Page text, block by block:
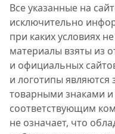
Все указанные на
исключительно
при каких условиях
материалы взяты из
и официальных
и логотипы
товарными знаками
соответствующим
не означает, что